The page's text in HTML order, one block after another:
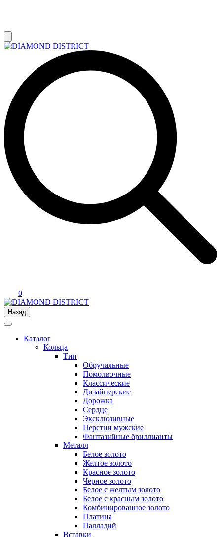
0
Назад
Каталог
Кольца
Тип
Обручальные
Помолвочные
Классические
Дизайнерские
Дорожка
Сердце
Эксклюзивные
Перстни мужские
Фантазийные бриллианты
Металл
Белое золото
Желтое золото
Красное золото
Черное золото
Белое с желтым золото
Белое с красным золото
Комбинированное золото
Платина
Палладий
Вставки